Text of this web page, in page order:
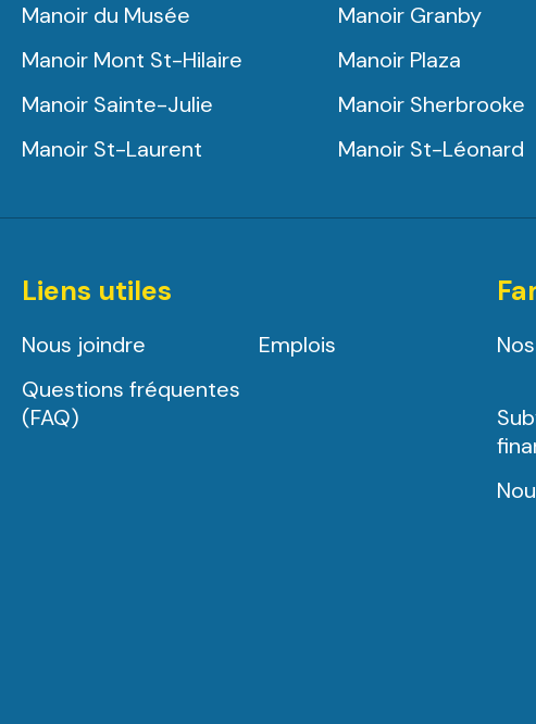
Manoir du Musée
Manoir Granby
Manoir Mont St-Hilaire
Manoir Plaza
Manoir Sainte-Julie
Manoir Sherbrooke
Manoir St-Laurent
Manoir St-Léonard
Liens utiles
Nous joindre
Emplois
Questions fréquentes
(FAQ)